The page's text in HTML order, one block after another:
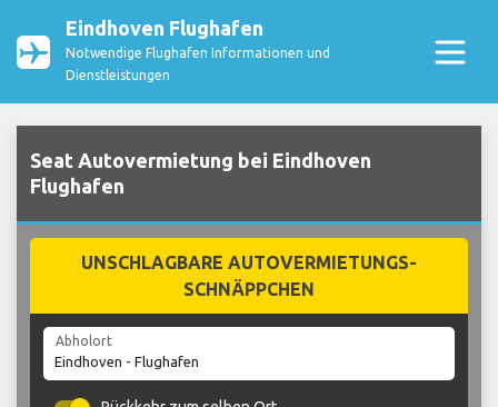
Eindhoven Flughafen
Notwendige Flughafen Informationen und
Dienstleistungen
Seat Autovermietung bei Eindhoven
Flughafen
UNSCHLAGBARE AUTOVERMIETUNGS-
SCHNÄPPCHEN
Abholort